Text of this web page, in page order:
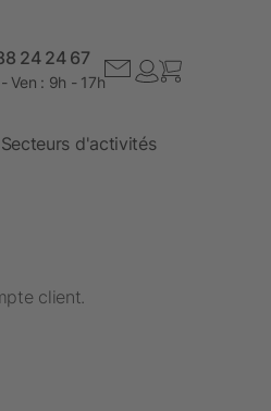
24 24 67
Ven : 9h - 17h
Secteurs d'activités
client.